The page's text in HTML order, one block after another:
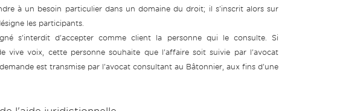
à un besoin particulier dans un domaine du droit; il s'inscrit alors sur
les participants.
s'interdit d'accepter comme client la personne qui le consulte. Si
vive voix, cette personne souhaite que l'affaire soit suivie par l'avocat
est transmise par l'avocat consultant au Bâtonnier, aux fins d'une